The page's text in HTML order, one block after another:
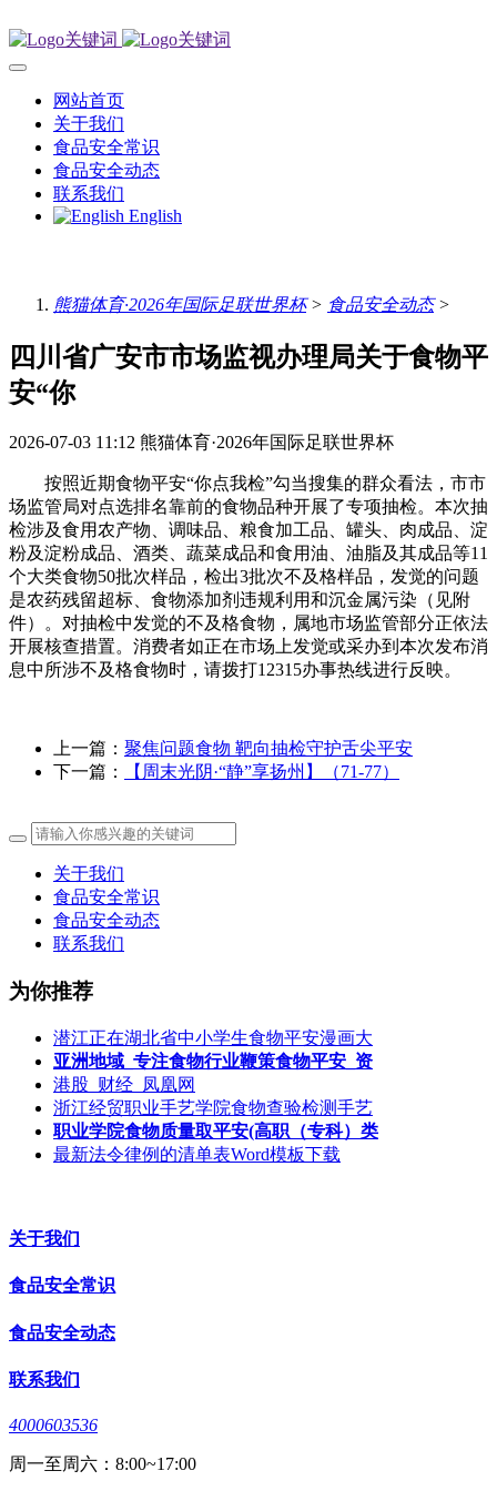
网站首页
关于我们
食品安全常识
食品安全动态
联系我们
English
熊猫体育·2026年国际足联世界杯> 食品安全动态>
四川省广安市市场监视办理局关于食物平
安“你
2026-07-03 11:12 熊猫体育·2026年国际足联世界杯
按照近期食物平安“你点我检”勾当搜集的群众看法，市市
场监管局对点选排名靠前的食物品种开展了专项抽检。本次抽
检涉及食用农产物、调味品、粮食加工品、罐头、肉成品、淀
粉及淀粉成品、酒类、蔬菜成品和食用油、油脂及其成品等11
个大类食物50批次样品，检出3批次不及格样品，发觉的问题
是农药残留超标、食物添加剂违规利用和沉金属污染（见附
件）。对抽检中发觉的不及格食物，属地市场监管部分正依法
开展核查措置。消费者如正在市场上发觉或采办到本次发布消
息中所涉不及格食物时，请拨打12315办事热线进行反映。
上一篇： 聚焦问题食物 靶向抽检守护舌尖平安
下一篇：
【周末光阴·“静”享扬州】（71-77）
关于我们
食品安全常识
食品安全动态
联系我们
为你推荐
潜江正在湖北省中小学生食物平安漫画大
亚洲地域_专注食物行业鞭策食物平安_资
港股_财经_凤凰网
浙江经贸职业手艺学院食物查验检测手艺
职业学院食物质量取平安(高职（专科）类
最新法令律例的清单表Word模板下载
关于我们
食品安全常识
食品安全动态
联系我们
4000603536
周一至周六：8:00~17:00